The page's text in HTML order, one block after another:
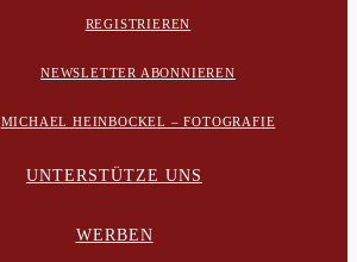
REGISTRIEREN
NEWSLETTER ABONNIEREN
MICHAEL HEINBOCKEL – FOTOGRAFIE
UNTERSTÜTZE UNS
WERBEN